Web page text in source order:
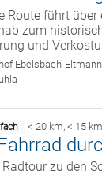
Route führt
zum
und
Ebelsbach-
< 20 km, < 15
zu den